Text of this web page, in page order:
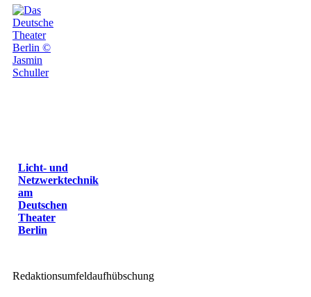
Licht- und
Netzwerktechnik
am
Deutschen
Theater
Berlin
Redaktionsumfeldaufhübschung